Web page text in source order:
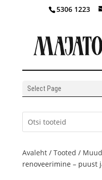
5306 1223
Select Page
Avaleht/ Tooted /
renoveerimine – puust